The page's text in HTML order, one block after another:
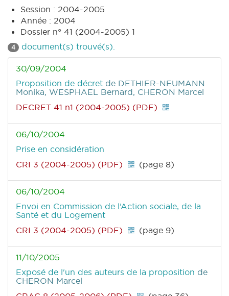
Session : 2004-2005
Année : 2004
Dossier n° 41 (2004-2005) 1
4 document(s) trouvé(s).
30/09/2004
Proposition de décret de DETHIER-NEUMANN
Monika, WESPHAEL Bernard, CHERON Marcel
DECRET 41 n1 (2004-2005) (PDF)
06/10/2004
Prise en considération
CRI 3 (2004-2005) (PDF)
(page 8)
06/10/2004
Envoi en Commission de l’Action sociale, de la
Santé et du Logement
CRI 3 (2004-2005) (PDF)
(page 9)
11/10/2005
Exposé de l'un des auteurs de la proposition de
CHERON Marcel